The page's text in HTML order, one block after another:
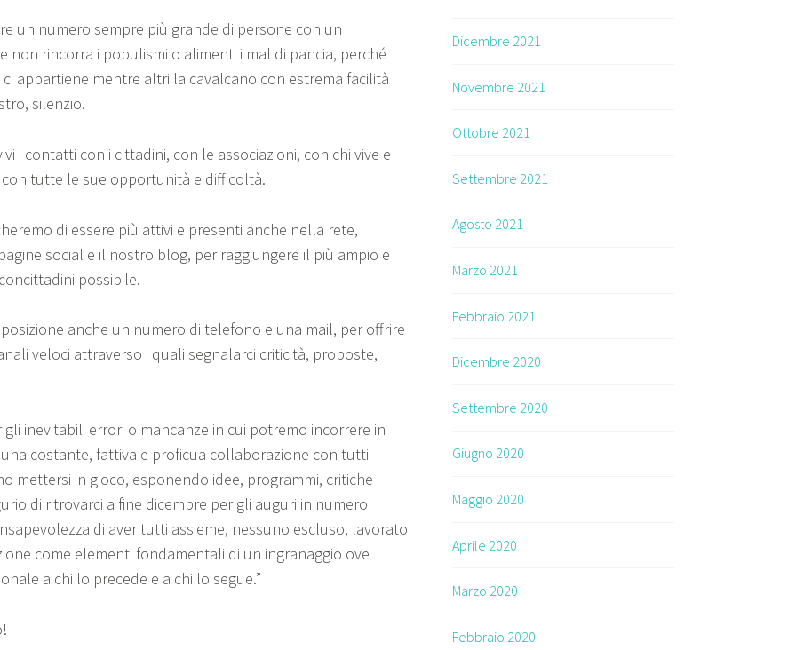
un numero sempre più grande di persone con un
non rincorra i populismi o alimenti i mal di pancia, perché
appartiene mentre altri la cavalcano con estrema facilità
silenzio.
i contatti con i cittadini, con le associazioni, con chi vive e
tutte le sue opportunità e difficoltà.
di essere più attivi e presenti anche nella rete,
social e il nostro blog, per raggiungere il più ampio e
possibile.
anche un numero di telefono e una mail, per offrire
veloci attraverso i quali segnalarci criticità, proposte,
gli inevitabili errori o mancanze in cui potremo incorrere in
costante, fattiva e proficua collaborazione con tutti
mettersi in gioco, esponendo idee, programmi, critiche
di ritrovarci a fine dicembre per gli auguri in numero
di aver tutti assieme, nessuno escluso, lavorato
come elementi fondamentali di un ingranaggio ove
a chi lo precede e a chi lo segue.”
Dicembre 2021
Novembre 2021
Ottobre 2021
Settembre 2021
Agosto 2021
Marzo 2021
Febbraio 2021
Dicembre 2020
Settembre 2020
Giugno 2020
Maggio 2020
Aprile 2020
Marzo 2020
Febbraio 2020